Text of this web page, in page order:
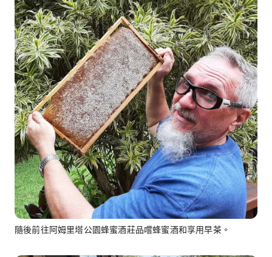
隨後前往阿姆里塔公園蜂蜜酒莊品嚐蜂蜜酒和享用早茶。